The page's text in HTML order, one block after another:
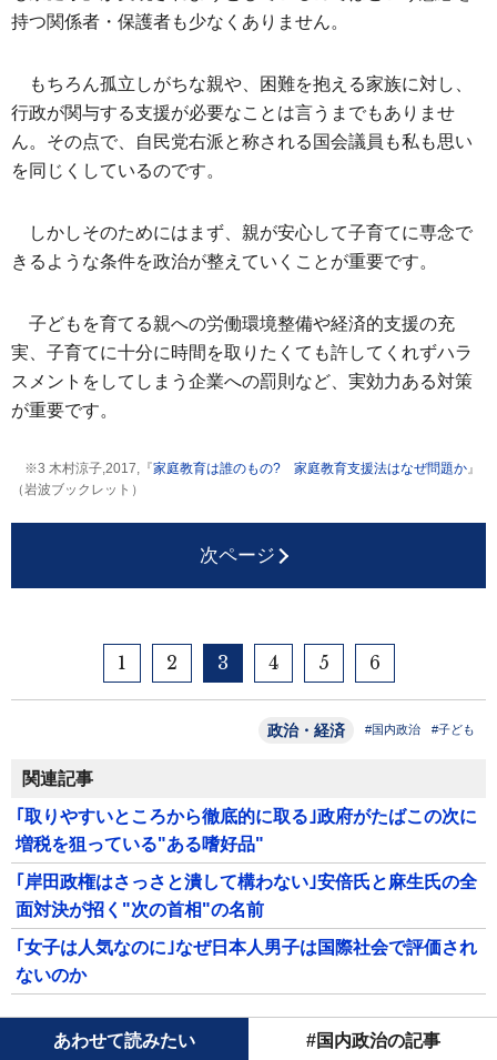
持つ関係者・保護者も少なくありません。
もちろん孤立しがちな親や、困難を抱える家族に対し、
行政が関与する支援が必要なことは言うまでもありませ
ん。その点で、自民党右派と称される国会議員も私も思い
を同じくしているのです。
しかしそのためにはまず、親が安心して子育てに専念で
きるような条件を政治が整えていくことが重要です。
子どもを育てる親への労働環境整備や経済的支援の充
実、子育てに十分に時間を取りたくても許してくれずハラ
スメントをしてしまう企業への罰則など、実効力ある対策
が重要です。
※3 木村涼子,2017,『家庭教育は誰のもの? 家庭教育支援法はなぜ問題か』
（岩波ブックレット）
次ページ
1 2 3 4 5 6
政治・経済 #国内政治 #子ども
関連記事
｢取りやすいところから徹底的に取る｣政府がたばこの次に
増税を狙っている"ある嗜好品"
｢岸田政権はさっさと潰して構わない｣安倍氏と麻生氏の全
面対決が招く"次の首相"の名前
｢女子は人気なのに｣なぜ日本人男子は国際社会で評価され
ないのか
あわせて読みたい #国内政治の記事